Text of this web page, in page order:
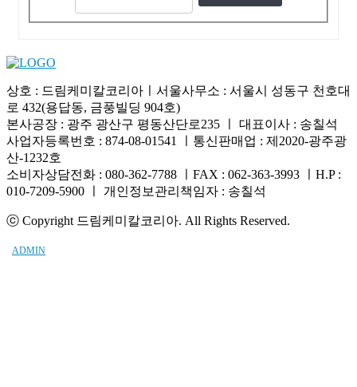
상호 : 드림케미칼코리아ㅣ서울사무소 : 서울시 성동구 천호대
로 432(용답동, 금풍빌딩 904호)
본사공장 : 광주 광산구 평동산단로235 ㅣ 대표이사 : 송칠석
사업자등록번호 : 874-08-01541 ㅣ통신판매업 : 제2020-광주광
산-1232호
소비자상담전화 : 080-362-7788 ㅣFAX : 062-363-3993 ㅣH.P :
010-7209-5900 ㅣ 개인정보관리책임자 : 송칠석
ⓒ Copyright 드림케미칼코리아. All Rights Reserved.
ADMIN